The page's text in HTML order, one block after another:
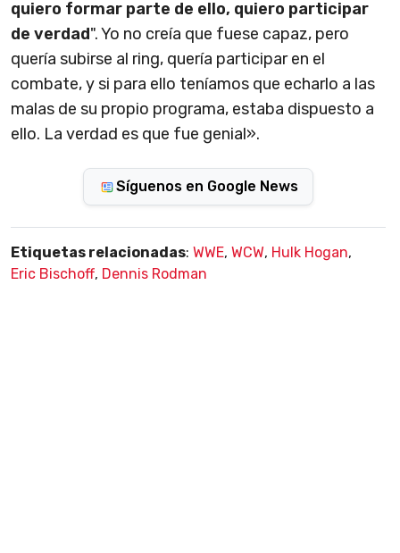
quiero formar parte de ello, quiero participar
de verdad". Yo no creía que fuese capaz, pero
quería subirse al ring, quería participar en el
combate, y si para ello teníamos que echarlo a las
malas de su propio programa, estaba dispuesto a
ello. La verdad es que fue genial».
Síguenos en Google News
Etiquetas relacionadas: WWE, WCW, Hulk Hogan,
Eric Bischoff, Dennis Rodman